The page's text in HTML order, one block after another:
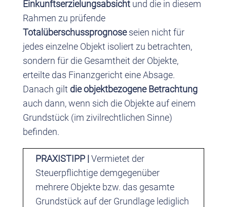
Einkunftserzielungsabsichtund die in diesem
Rahmen zu prüfende
Totalüberschussprognoseseien nicht für
jedes einzelne Objekt isoliert zu betrachten,
sondern für die Gesamtheit der Objekte,
erteilte das Finanzgericht eine Absage.
Danach gilt die objektbezogene Betrachtung
auch dann, wenn sich die Objekte auf einem
Grundstück (im zivilrechtlichen Sinne)
befinden.
PRAXISTIPP | Vermietet der
Steuerpflichtige demgegenüber
mehrere Objekte bzw. das gesamte
Grundstück auf der Grundlage lediglich